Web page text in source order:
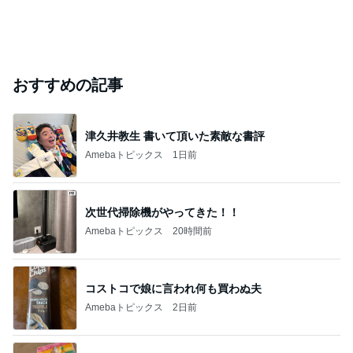
おすすめの記事
津久井教生 書いて頂いた素敵な書評
Amebaトピックス 1日前
次世代掃除機がやってきた！！
Amebaトピックス 20時間前
コストコで娘に言われ何も買わぬ夫
Amebaトピックス 2日前